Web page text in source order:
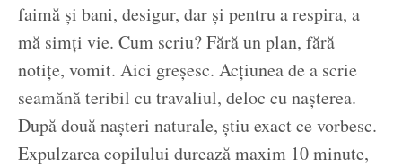
faimă și bani, desigur, dar și pentru a respira, a
mă simți vie. Cum scriu? Fără un plan, fără
notițe, vomit. Aici greșesc. Acțiunea de a scrie
seamănă teribil cu travaliul, deloc cu nașterea.
După două nașteri naturale, știu exact ce vorbesc.
Expulzarea copilului durează maxim 10 minute,